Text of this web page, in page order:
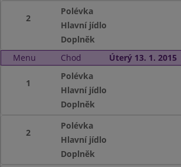
2
Polévka
Hlavní jídlo
Doplněk
Menu
Chod Úterý 13. 1. 2015
1
Polévka
Hlavní jídlo
Doplněk
2
Polévka
Hlavní jídlo
Doplněk